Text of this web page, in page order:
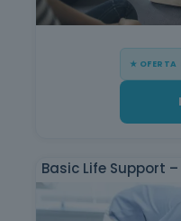
★ OFERTA
Basic Life Support